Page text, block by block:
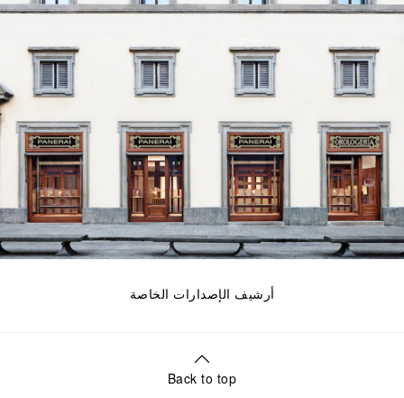
أرشيف الإصدارات الخاصة
Back to top